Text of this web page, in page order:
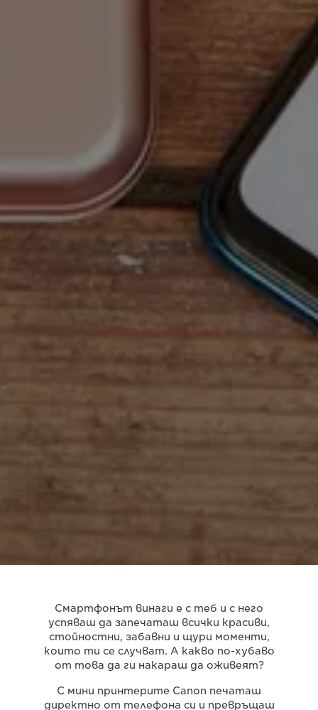
Смартфонът винаги е с теб и с него
успяваш да запечаташ всички красиви,
стойностни, забавни и щури моменти,
които ти се случват. А какво по-хубаво
от това да ги накараш да оживеят?
С мини принтерите Canon печаташ
директно от телефона си и превръщаш